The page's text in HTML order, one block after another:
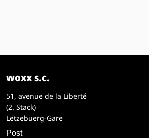
woxx s.c.
51, avenue de la Liberté
(2. Stack)
Lëtzebuerg-Gare
Post